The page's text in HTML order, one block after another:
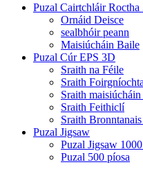
Puzal Cairtchláir Roctha
Ornáid Deisce
sealbhóir peann
Maisiúcháin Baile
Puzal Cúr EPS 3D
Sraith na Féile
Sraith Foirgníochta
Sraith
Sraith Feithiclí
Sraith
Puzal Jigsaw
Puzal Jigsaw
Puzal 500 píosa